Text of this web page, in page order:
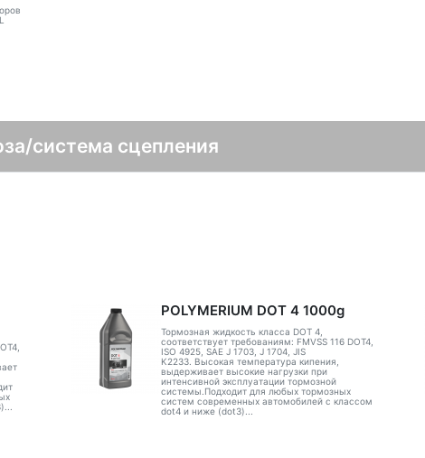
система сцепления
POLYMERIUM DOT 4 1000g
Тормозная жидкость класса DOT 4,
соответствует требованиям: FMVSS 116 DOT4,
ISO 4925, SAE J 1703, J 1704, JIS
K2233. Высокая температура кипения,
выдерживает высокие нагрузки при
интенсивной эксплуатации тормозной
системы.Подходит для любых тормозных
систем современных автомобилей с классом
dot4 и ниже (dot3)...